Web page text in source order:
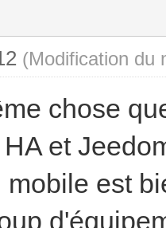
(Modification du
chose
et
est